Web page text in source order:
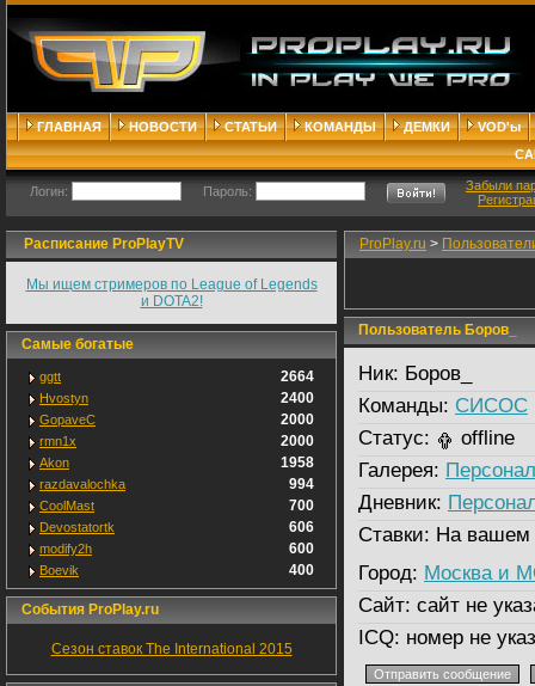
ГЛАВНАЯ НОВОСТИ СТАТЬИ КОМАНДЫ ДЕМКИ
VOD'ы
Логин: Пароль:
Забыли
Расписание ProPlayTV
Мы ищем стримеров по League of Legends
и DOTA2!
Самые богатые
ggtt 2664
Hvostyn 2400
GopaveC 2000
rmn1x 2000
Akon 1958
razdavalochka 994
CoolMast 700
Devostatortk 606
modify2h 600
Boevik 400
События ProPlay.ru
Сезон ставок The International 2015
ProPlay.ru >
Пользователь Боров_
Ник: Боров_
Команды: СИСOС
Статус:
offline
Галерея:
Дневник:
Ставки: На вашем
Город: Москва и
Сайт: сайт не
ICQ: номер не